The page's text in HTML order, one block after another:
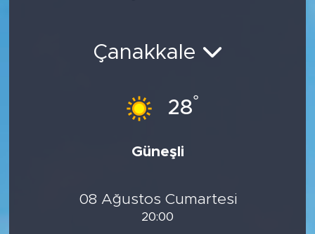
Çanakkale
28°
Güneşli
08 Ağustos Cumartesi
20:00